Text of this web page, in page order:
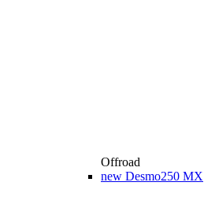
Offroad
new Desmo250 MX